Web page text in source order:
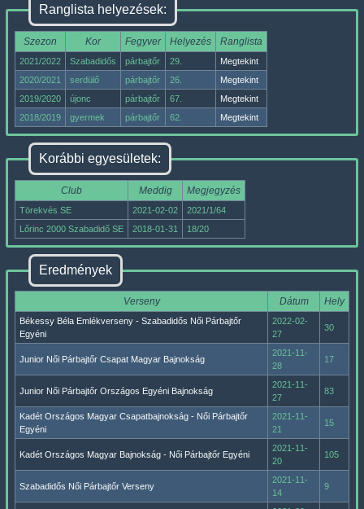
Ranglista helyezések:
Szezon Kor Fegyver Helyezés Ranglista
2021/2022 Szabadidős párbajtőr 29.
Megtekint
2020/2021
serdülő párbajtőr 26.
Megtekint
2019/2020
újonc párbajtőr 67.
Megtekint
2018/2019
gyermek párbajtőr 62. Megtekint
Korábbi egyesületek:
Club Meddig Megjegyzés
Törekvés SE 2021-02-02
2021/1/64
Lőrinc 2000 Szabadidő SE
2018-01-31 18/20
Eredmények
Verseny Dátum Hely
Békessy Béla Emlékverseny - Szabadidős Női Párbajtőr
Egyéni
2022-02-
27
30
Junior Női Párbajtőr Csapat Magyar Bajnokság
2021-11-
28
17
Junior Női Párbajtőr Országos Egyéni Bajnokság
2021-11-
27
83
Kadét Országos Magyar Csapatbajnokság - Női Párbajtőr
Egyéni
2021-11-
21
15
Kadét Országos Magyar Bajnokság - Női Párbajtőr Egyéni
2021-11-
20
105
Szabadidős Női Párbajtőr Verseny
2021-11-
14
9